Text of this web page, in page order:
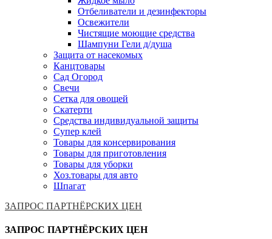
Отбеливатели и дезинфекторы
Освежители
Чистящие моющие средства
Шампуни Гели д/душа
Защита от насекомых
Канцтовары
Сад Огород
Свечи
Сетка для овощей
Скатерти
Средства индивидуальной защиты
Супер клей
Товары для консервирования
Товары для приготовления
Товары для уборки
Хоз.товары для авто
Шпагат
ЗАПРОС ПАРТНЁРСКИХ ЦЕН
ЗАПРОС ПАРТНЁРСКИХ ЦЕН